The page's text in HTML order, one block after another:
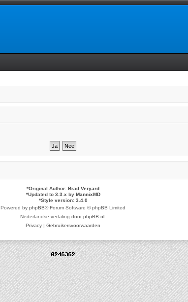
*Original Author: Brad Veryard
*Updated to 3.3.x by MannixMD
*Style version: 3.4.0
Powered by phpBB® Forum Software © phpBB Limited
Nederlandse vertaling doorphpBB.nl
Privacy | Gebruikersvoorwaarden